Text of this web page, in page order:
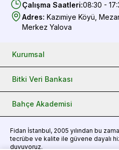
Çalışma Saatleri:08:30 -
Adres: Kazımiye Köyü,
Merkez Yalova
Kurumsal
Bitki Veri Bankası
Bahçe Akademisi
Fidan İstanbul, 2005 yılından bu
tecrübe ve kalite ile güvene dayalı
duyuyoruz.